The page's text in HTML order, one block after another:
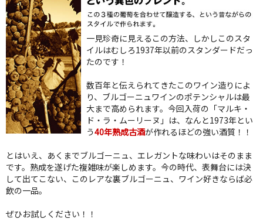
一見珍奇に見えるこの方法、しかしこのスタ
イルはむしろ1937年以前のスタンダードだっ
たのです！
数百年と伝えられてきたこのワイン造りによ
り、ブルゴーニュワインのポテンシャルは最
大まで高められます。今回入荷の「マルキ・
ド・ラ・ムーリーヌ」は、なんと1973年とい
う40年熟成古酒が作れるほどの強い酒質！！
とはいえ、あくまでブルゴーニュ、エレガントな味わいはそのまま
です。熟成を遂げた複雑味が楽しめます。今の時代、表舞台には決
して出てこない、このレアな裏ブルゴーニュ、ワイン好きならば必
飲の一品。
ぜひお試しください！！